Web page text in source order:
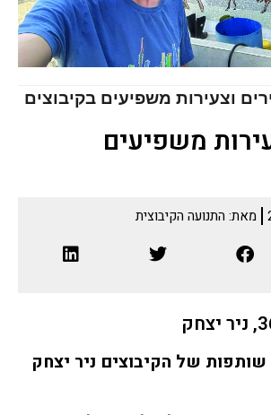
וצעירות משפיעים בקיבוצים
משפיעים
מאת: התנועה הקיבוצית
רפת 232, שותפות של הקיבוצים ניר יצחק